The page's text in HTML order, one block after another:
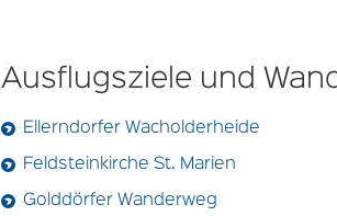
Besiedlung aufgrund von Funden im Bereich
ausgegangen, dass sich bereits im Jahre 800
Das Dorf Bohlsen gehörte schon im 14.
1935 wurde das offizielle Wappen von Bohlsen
Im Jahre 1972 verlor Bohlsen mit der
Ausflugsziele und
Ellerndorfer Wacholderheide
Feldsteinkirche St. Marien
Golddörfer Wanderweg